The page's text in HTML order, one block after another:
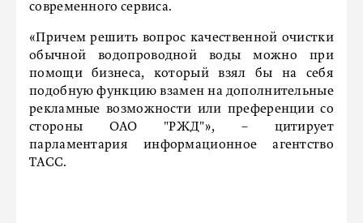
современного сервиса.
«Причем решить вопрос качественной очистки
обычной водопроводной воды можно при
помощи бизнеса, который взял бы на себя
подобную функцию взамен на дополнительные
рекламные возможности или преференции со
стороны ОАО "РЖД"», – цитирует
парламентария информационное агентство
ТАСС.